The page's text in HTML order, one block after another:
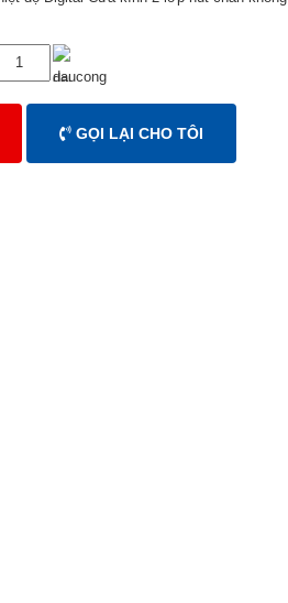
GỌI LẠI CHO TÔI